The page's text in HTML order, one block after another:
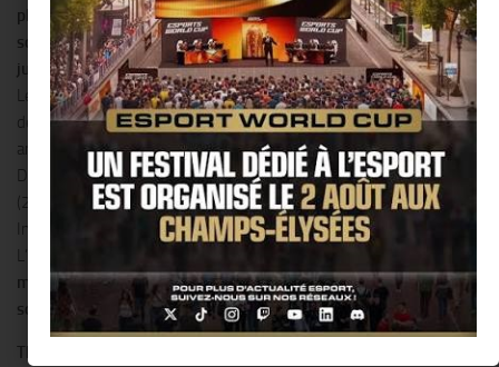
plus de dix ans, des champs aussi divers que lapolitique, les
sciences, la génétique, la sécurité, l’éthique, la généalogie, la
justice…
Le Jeu de Paume présentecinq séries emblématiquesdu travail
de l’artiste : The Innocents (2002), An American Index of the Hidden
and Unfamiliar (2007), Contraband (2010), A Living Man Declared
Dead and Other Chapters (2009-2012), The Picture Collection
(2013) ainsi que trois vidéos : Exploding Warhead (2007), The
Innocents (2003) et Cutaways (2012).
L’occasion pour le public de découvrir la
méticuleusede cette artiste aujourd’huiincontournable sur la
scène internationale.
The Innocents: